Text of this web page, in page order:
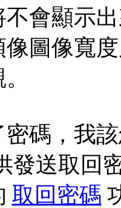
會顯示
像圖像寬
碼，我
發送取回
取回密碼